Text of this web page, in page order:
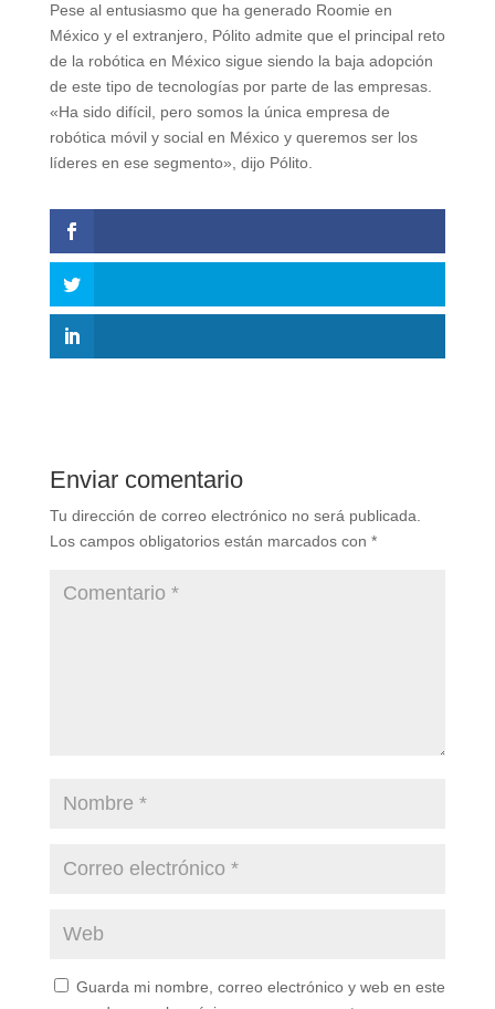
Pese al entusiasmo que ha generado Roomie en
México y el extranjero, Pólito admite que el principal reto
de la robótica en México sigue siendo la baja adopción
de este tipo de tecnologías por parte de las empresas.
«Ha sido difícil, pero somos la única empresa de
robótica móvil y social en México y queremos ser los
líderes en ese segmento», dijo Pólito.
Enviar comentario
Tu dirección de correo electrónico no será publicada.
Los campos obligatorios están marcados con *
Guarda mi nombre, correo electrónico y web en este